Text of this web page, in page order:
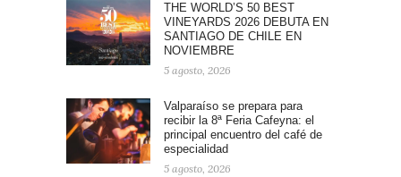
THE WORLD’S 50 BEST
VINEYARDS 2026 DEBUTA EN
SANTIAGO DE CHILE EN
NOVIEMBRE
5 agosto, 2026
Valparaíso se prepara para
recibir la 8ª Feria Cafeyna: el
principal encuentro del café de
especialidad
5 agosto, 2026